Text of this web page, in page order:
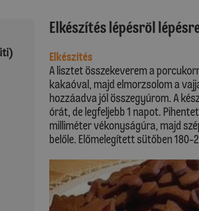
Elkészítés lépésről
Elkészítés
A lisztet összekeverem a
kakaóval, majd elmorzsolom a
hozzáadva jól összegyúrom. A
órát, de legfeljebb 1 napot.
milliméter vékonyságúra, majd
belőle. Előmelegített sütőben